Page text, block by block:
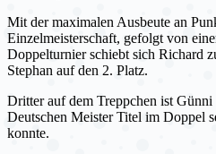
Mit der maximalen Ausbeute an
Einzelmeisterschaft, gefolgt von
Doppelturnier schiebt sich Richard
Stephan auf den 2. Platz.
Dritter auf dem Treppchen ist Günni
Deutschen Meister Titel im Doppel
konnte.